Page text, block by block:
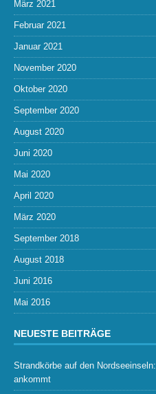
März 2021
Februar 2021
Januar 2021
November 2020
Oktober 2020
September 2020
August 2020
Juni 2020
Mai 2020
April 2020
März 2020
September 2018
August 2018
Juni 2016
Mai 2016
NEUESTE BEITRÄGE
Strandkörbe auf den
ankommt